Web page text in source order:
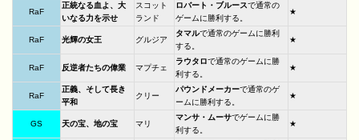
RaF
正統なる血よ、大
いなる力を示せ
スコット
ランド
ロバート・ブルースで通常の
ゲームに勝利する。
★
RaF 光輝の女王 グルジア
タマルで通常のゲームに勝利
する。
★
RaF 反逆者たちの偉業 マプチェ
ラウタロで通常のゲームに勝
利する。
★
RaF
正義、そして長き
平和
クリー
パウンドメーカーで通常のゲ
ームに勝利する。
★
GS 天の宝、地の宝 マリ
マンサ・ムーサでゲームに勝
利する。
★